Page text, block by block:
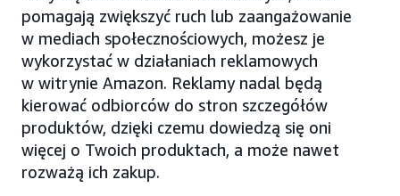
pomagają zwiększyć ruch lub zaangażowanie
w mediach społecznościowych, możesz je
wykorzystać w działaniach reklamowych
w witrynie Amazon. Reklamy nadal będą
kierować odbiorców do stron szczegółów
produktów, dzięki czemu dowiedzą się oni
więcej o Twoich produktach, a może nawet
rozważą ich zakup.